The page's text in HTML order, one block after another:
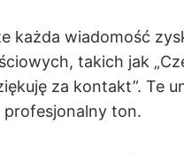
każda wiadomość
takich jak
za kontakt”. Te
profesjonalny ton.